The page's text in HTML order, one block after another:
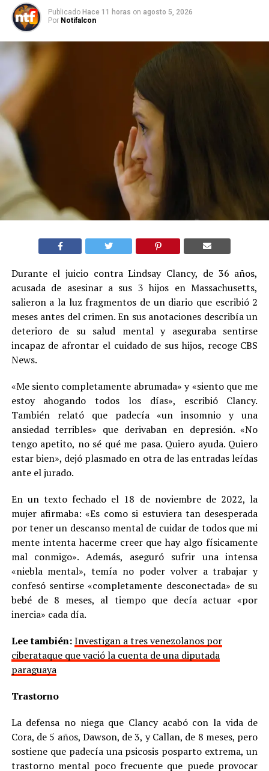
Publicado Hace 11 horas on agosto 5, 2026
Por Notifalcon
Durante el juicio contra Lindsay Clancy, de 36 años,
acusada de asesinar a sus 3 hijos en Massachusetts,
salieron a la luz fragmentos de un diario que escribió 2
meses antes del crimen. En sus anotaciones describía un
deterioro de su salud mental y aseguraba sentirse
incapaz de afrontar el cuidado de sus hijos, recoge CBS
News.
«Me siento completamente abrumada» y «siento que me
estoy ahogando todos los días», escribió Clancy.
También relató que padecía «un insomnio y una
ansiedad terribles» que derivaban en depresión. «No
tengo apetito, no sé qué me pasa. Quiero ayuda. Quiero
estar bien», dejó plasmado en otra de las entradas leídas
ante el jurado.
En un texto fechado el 18 de noviembre de 2022, la
mujer afirmaba: «Es como si estuviera tan desesperada
por tener un descanso mental de cuidar de todos que mi
mente intenta hacerme creer que hay algo físicamente
mal conmigo». Además, aseguró sufrir una intensa
«niebla mental», temía no poder volver a trabajar y
confesó sentirse «completamente desconectada» de su
bebé de 8 meses, al tiempo que decía actuar «por
inercia» cada día.
Lee también:Investigan a tres venezolanos por
ciberataque que vació la cuenta de una diputada
paraguaya
Trastorno
La defensa no niega que Clancy acabó con la vida de
Cora, de 5 años, Dawson, de 3, y Callan, de 8 meses, pero
sostiene que padecía una psicosis posparto extrema, un
trastorno mental poco frecuente que puede provocar